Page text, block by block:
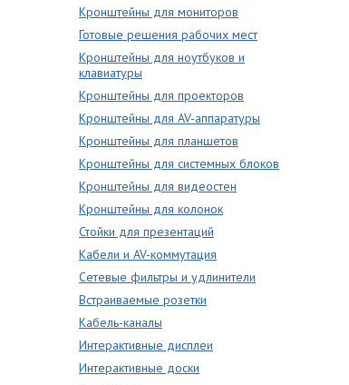
Кронштейны для мониторов
Готовые решения рабочих мест
Кронштейны для ноутбуков и
клавиатуры
Кронштейны для проекторов
Кронштейны для AV-аппаратуры
Кронштейны для планшетов
Кронштейны для системных блоков
Кронштейны для видеостен
Кронштейны для колонок
Стойки для презентаций
Кабели и AV-коммутация
Сетевые фильтры и удлинители
Встраиваемые розетки
Кабель-каналы
Интерактивные дисплеи
Интерактивные доски